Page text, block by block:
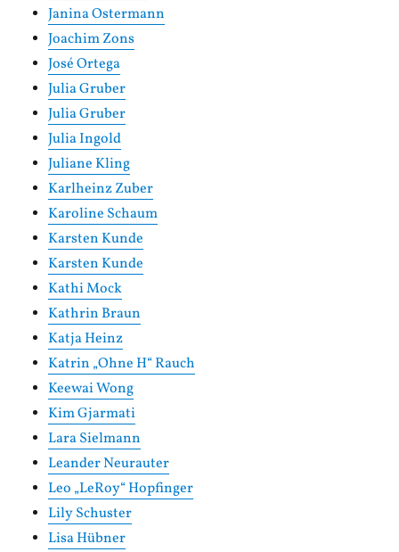
Janina Ostermann
Joachim Zons
José Ortega
Julia Gruber
Julia Gruber
Julia Ingold
Juliane Kling
Karlheinz Zuber
Karoline Schaum
Karsten Kunde
Karsten Kunde
Kathi Mock
Kathrin Braun
Katja Heinz
Katrin „Ohne H“ Rauch
Keewai Wong
Kim Gjarmati
Lara Sielmann
Leander Neurauter
Leo „LeRoy“ Hopfinger
Lily Schuster
Lisa Hübner